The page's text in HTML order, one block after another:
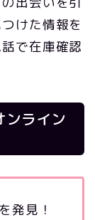
けた情報を
で在庫確認
ンライン
発見！